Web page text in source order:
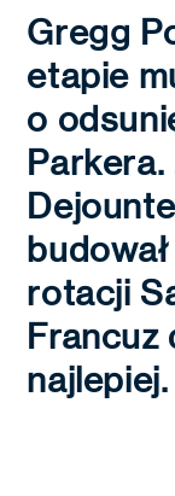
Gregg
etapie
o
rotacji
Francuz
najlepiej.